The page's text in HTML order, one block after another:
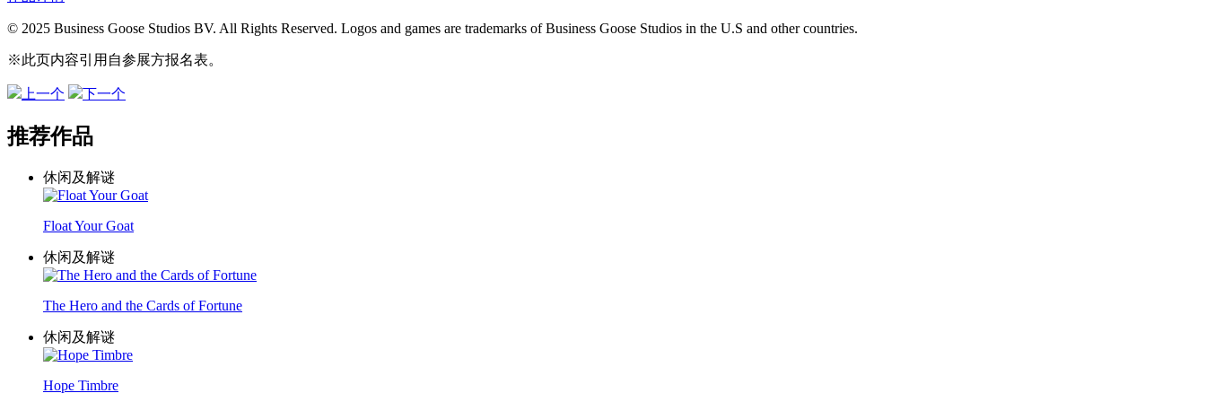
© 2025 Business Goose Studios BV. All Rights Reserved. Logos and games are trademarks of Business Goose Studios in the U.S and other countries.
※此页内容引用自参展方报名表。
上一个 下一个
推荐作品
休闲及解谜
Float Your Goat
休闲及解谜
The Hero and the Cards of Fortune
休闲及解谜
Hope Timbre